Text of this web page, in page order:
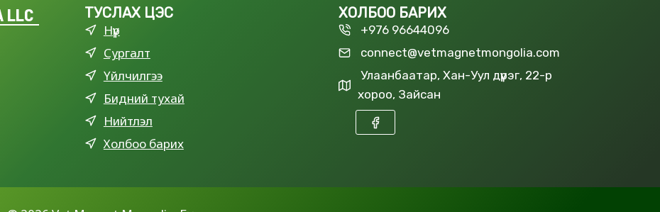
LLC ТУСЛАХ ЦЭС
Нүүр
Сургалт
Үйлчилгээ
Бидний тухай
Нийтлэл
Холбоо барих
ХОЛБОО БАРИХ
+976 96644096
connect@vetmagnetmongolia.com
Улаанбаатар, Хан-Уул дүүрэг, 22-р
хороо, Зайсан